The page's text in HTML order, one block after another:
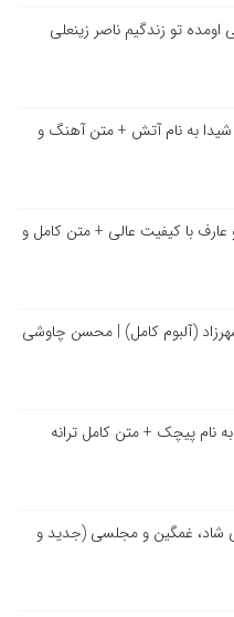
اومده تو زندگیم ناصر زینعلی
به نام آتش + متن آهنگ و
عارف با کیفیت عالی + متن کامل و
(آلبوم کامل) | محسن چاوشی
نام پیچک + متن کامل ترانه
شاد، غمگین و مجلسی (جدید و